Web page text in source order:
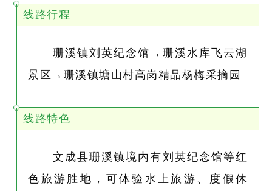
线路行程
珊溪镇刘英纪念馆→珊溪水库飞云湖
景区→珊溪镇塘山村高岗精品杨梅采摘园
线路特色
文成县珊溪镇境内有刘英纪念馆等红
色旅游胜地，可体验水上旅游、度假休